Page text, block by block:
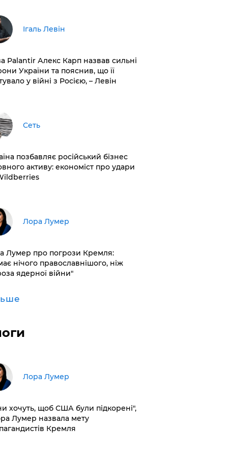
Ігаль Левін
Palantir Алекс Карп назвав сильні
України та пояснив, що її
у війні з Росією, – Левін
Сеть
позбавляє російський бізнес
активу: економіст про удари
​Лора Лумер
Лумер про погрози Кремля:
нічого православнішого, ніж
ядерної війни"
​Лора Лумер
хочуть, щоб США були підкорені",
Лумер назвала мету
Кремля